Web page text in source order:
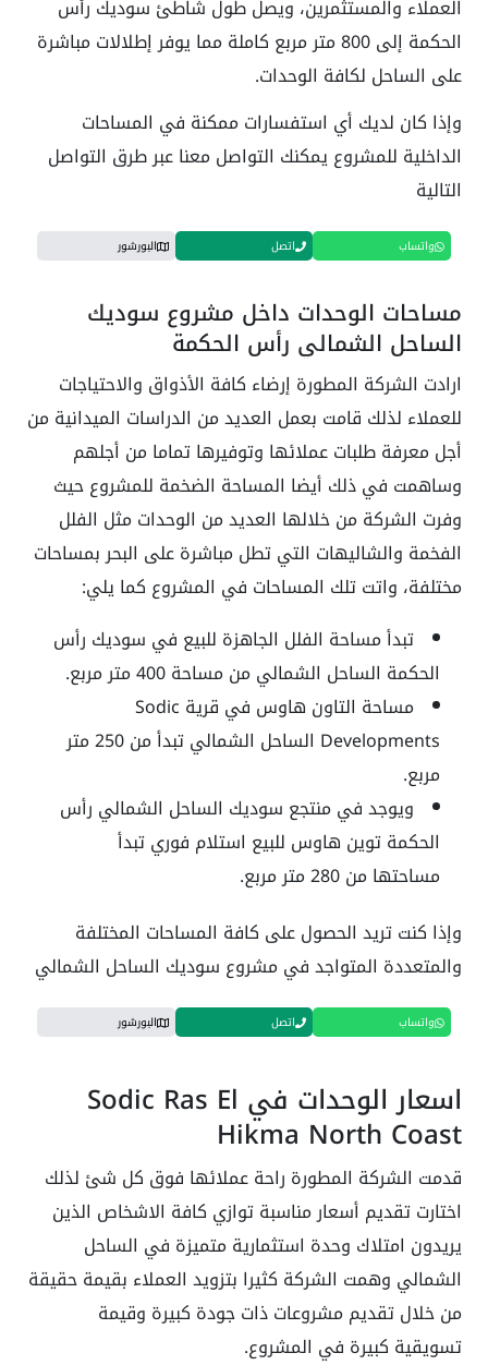
العملاء والمستثمرين، ويصل طول شاطئ سوديك رأس
الحكمة إلى 800 متر مربع كاملة مما يوفر إطلالات مباشرة
على الساحل لكافة الوحدات.
وإذا كان لديك أي استفسارات ممكنة في المساحات
الداخلية للمشروع يمكنك التواصل معنا عبر طرق التواصل
التالية
واتساب اتصل البورشور
مساحات الوحدات داخل مشروع سوديك
الساحل الشمالي رأس الحكمة
ارادت الشركة المطورة إرضاء كافة الأذواق والاحتياجات
للعملاء لذلك قامت بعمل العديد من الدراسات الميدانية من
أجل معرفة طلبات عملائها وتوفيرها تماما من أجلهم
وساهمت في ذلك أيضا المساحة الضخمة للمشروع حيث
وفرت الشركة من خلالها العديد من الوحدات مثل الفلل
الفخمة والشاليهات التي تطل مباشرة على البحر بمساحات
مختلفة، واتت تلك المساحات في المشروع كما يلي:
تبدأ مساحة الفلل الجاهزة للبيع في سوديك رأس
الحكمة الساحل الشمالي من مساحة 400 متر مربع.
مساحة التاون هاوس في قرية Sodic
Developments الساحل الشمالي تبدأ من 250 متر
مربع.
ويوجد في منتجع سوديك الساحل الشمالي رأس
الحكمة توين هاوس للبيع استلام فوري تبدأ
مساحتها من 280 متر مربع.
وإذا كنت تريد الحصول على كافة المساحات المختلفة
والمتعددة المتواجد في مشروع سوديك الساحل الشمالي
واتساب اتصل البورشور
اسعار الوحدات في Sodic Ras El
Hikma North Coast
قدمت الشركة المطورة راحة عملائها فوق كل شئ لذلك
اختارت تقديم أسعار مناسبة توازي كافة الاشخاص الذين
يريدون امتلاك وحدة استثمارية متميزة في الساحل
الشمالي وهمت الشركة كثيرا بتزويد العملاء بقيمة حقيقة
من خلال تقديم مشروعات ذات جودة كبيرة وقيمة
تسويقية كبيرة في المشروع.